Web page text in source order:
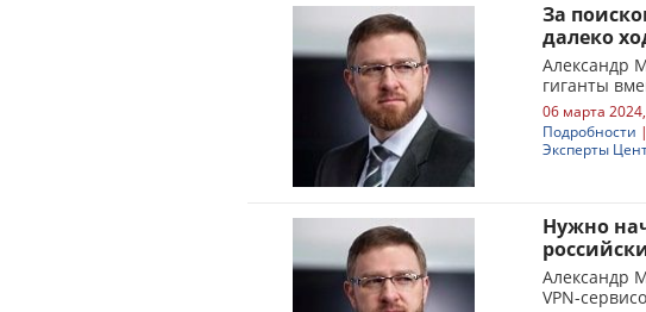
За
далеко
Александр
гиганты
06 марта
Подробности |
Эксперты
Нужно
Александр
VPN-